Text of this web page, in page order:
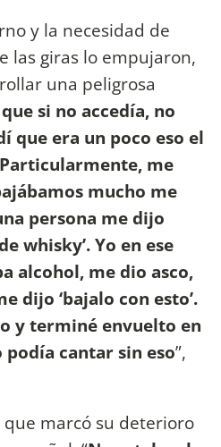
y la necesidad de
las giras lo empujaron,
una peligrosa
si no accedía, no
que era un poco eso el
me
mucho me
persona me dijo
whisky’. Yo en ese
alcohol, me dio asco,
dijo ‘bajalo con esto’.
y terminé envuelto en
cantar sin eso”,
marcó su deterioro